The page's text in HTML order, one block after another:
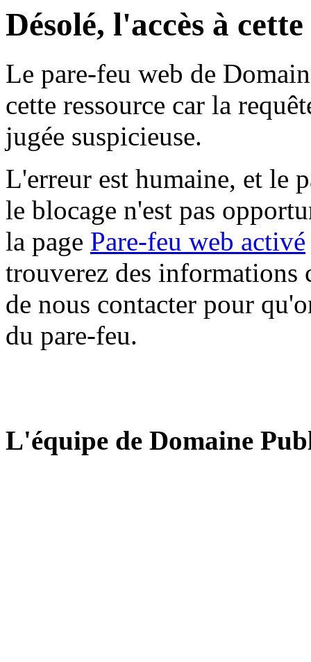
Désolé, l'accès à
Le pare-feu web de
cette ressource car la
jugée suspicieuse.
L'erreur est humaine, et le
le blocage n'est pas
la page Pare-feu web activé
trouverez des informations
de nous contacter pour
du pare-feu.
L'équipe de Domaine